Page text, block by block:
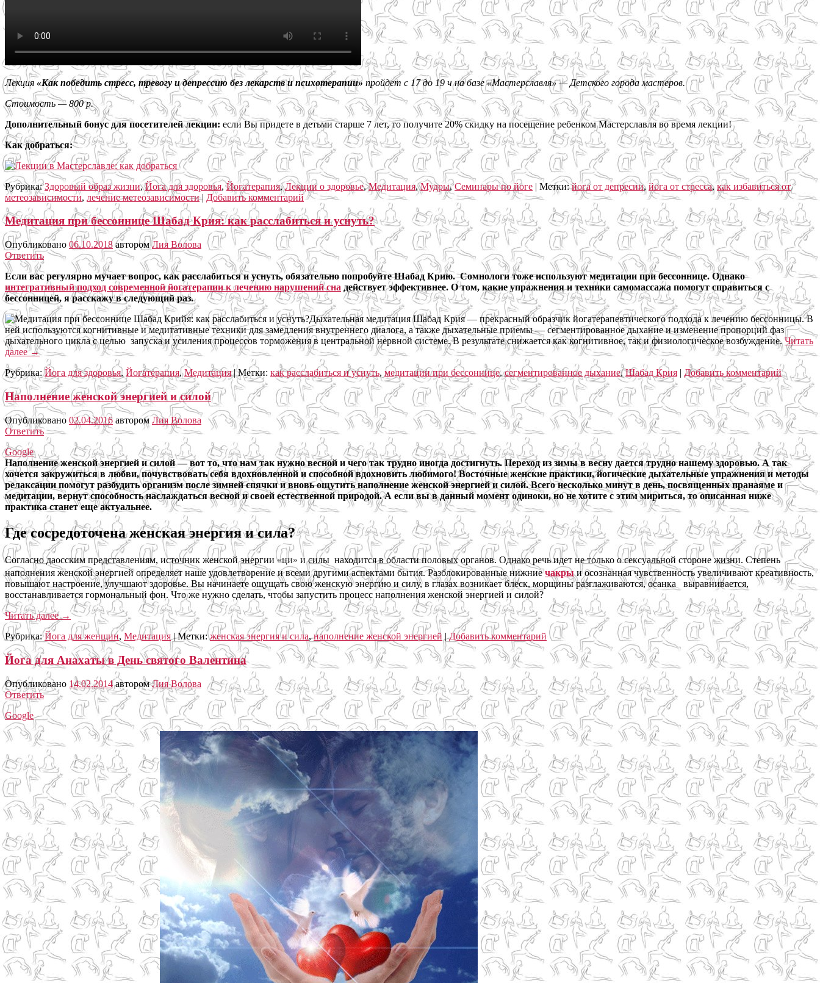
Лекция «Как победить стресс, тревогу и депрессию без лекарств и психотерапии» пройдет с 17 до 19 ч на базе «Мастерславля» — Детского города мастеров.
Стоимость — 800 р.
Дополнительный бонус для посетителей лекции: если Вы придете в детьми старше 7 лет, то получите 20% скидку на посещение ребенком Мастерславля во время лекции!
Как добраться:
Рубрика: Здоровый образ жизни,Йога для здоровья,Йогатерапия,Лекции о здоровье,Медитация,Мудры,Семинары по йоге | Метки: йога от депресии, йога от стресса, как избавиться от
метеозависимости, лечение метеозависимости | Добавить комментарий
Медитация при бессоннице Шабад Крия: как расслабиться и уснуть?
Опубликовано 06.10.2018 авторомЛия Волова
Ответить
Если вас регулярно мучает вопрос, как расслабиться и уснуть, обязательно попробуйте Шабад Крию. Сомнологи тоже используют медитации при бессоннице. Однако
интегративный подход современной йогатерапии к лечению нарушений сна действует эффективнее. О том, какие упражнения и техники самомассажа помогут справиться с
бессонницей, я расскажу в следующий раз.
Дыхательная медитация Шабад Крия — прекрасный образчик йогатерапевтического подхода к лечению бессонницы. В
ней используются когнитивные и медитативные техники для замедления внутреннего диалога, а также дыхательные приемы — сегментированное дыхание и изменение пропорций фаз
дыхательного цикла с целью запуска и усиления процессов торможения в центральной нервной системе. В результате снижается как когнитивное, так и физиологическое возбуждение. Читать
далее→
Рубрика: Йога для здоровья, Йогатерапия,Медитация |Метки: как расслабиться и уснуть, медитации при бессоннице,сегментированное дыхание,Шабад Крия | Добавить комментарий
Наполнение женской энергией и силой
Опубликовано 02.04.2016 автором Лия Волова
Ответить
Google
Наполнение женской энергией и силой — вот то, что нам так нужно весной и чего так трудно иногда достигнуть. Переход из зимы в весну дается трудно нашему здоровью. А так
хочется закружиться в любви, почувствовать себя вдохновленной и способной вдохновить любимого! Восточные женские практики, йогические дыхательные упражнения и методы
релаксации помогут разбудить организм после зимней спячки и вновь ощутить наполнение женской энергией и силой. Всего несколько минут в день, посвященных пранаяме и
медитации, вернут способность наслаждаться весной и своей естественной природой. А если вы в данный момент одиноки, но не хотите с этим мириться, то описанная ниже
практика станет еще актуальнее.
Где сосредоточена женская энергия и сила?
Согласно даосским представлениям, источник женской энергии«ци» и силы находится в области половых органов. Однако речь идет не только о сексуальной стороне жизни. Степень
наполнения женской энергией определяет наше удовлетворение и всеми другими аспектами бытия. Разблокированные нижниечакрыи осознанная чувственность увеличивают креативность,
повышают настроение, улучшают здоровье. Вы начинаете ощущать свою женскую энергию и силу, в глазах возникает блеск, морщины разглаживаются, осанка выравнивается,
восстанавливается гормональный фон. Что же нужно сделать, чтобы запустить процесс наполнения женской энергией и силой?
Читать далее→
Рубрика: Йога для женщин, Медитация |Метки: женская энергия и сила,наполнение женской энергией |Добавить комментарий
Йога для Анахаты в День святого Валентина
Опубликовано 14.02.2014 авторомЛия Волова
Ответить
Google